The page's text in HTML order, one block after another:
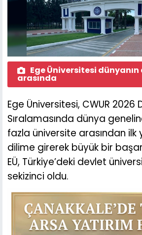
Ege Üniversitesi dünyanın
arasında
Ege Üniversitesi, CWUR 2026
Sıralamasında dünya
fazla üniversite arasından ilk
dilime girerek büyük bir
EÜ, Türkiye’deki devlet
sekizinci oldu.